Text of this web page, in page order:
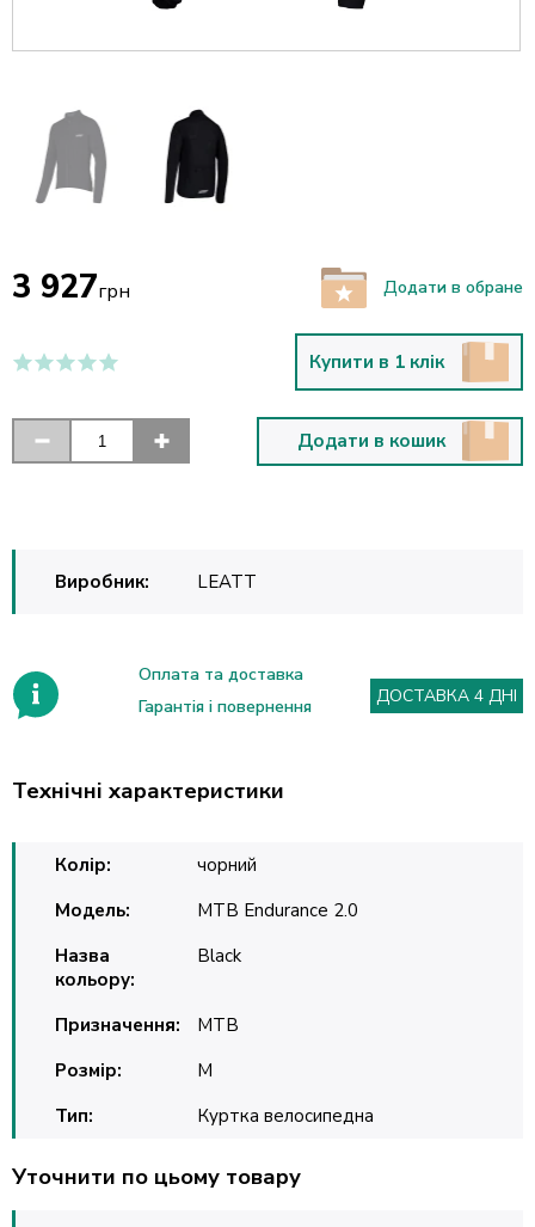
3 927грн Додати в обране
Купити в 1 клік
Додати в кошик
Виробник: LEATT
Оплата та доставка
Гарантія і повернення
ДОСТАВКА 4 ДНІ
Технічні характеристики
Колір:
чорний
Модель:
MTB Endurance 2.0
Назва
кольору:
Black
Призначення:
MTB
Розмір:
M
Тип:
Куртка велосипедна
Уточнити по цьому товару